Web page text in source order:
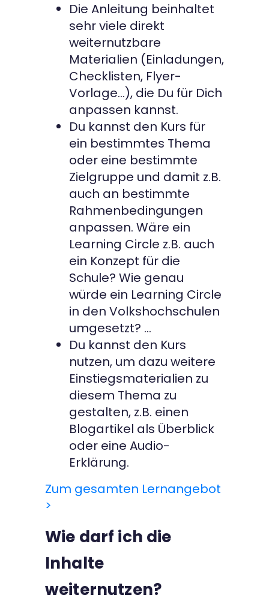
Die Anleitung beinhaltet
sehr viele direkt
weiternutzbare
Materialien (Einladungen,
Checklisten, Flyer-
Vorlage…), die Du für Dich
anpassen kannst.
Du kannst den Kurs für
ein bestimmtes Thema
oder eine bestimmte
Zielgruppe und damit z.B.
auch an bestimmte
Rahmenbedingungen
anpassen. Wäre ein
Learning Circle z.B. auch
ein Konzept für die
Schule? Wie genau
würde ein Learning Circle
in den Volkshochschulen
umgesetzt? …
Du kannst den Kurs
nutzen, um dazu weitere
Einstiegsmaterialien zu
diesem Thema zu
gestalten, z.B. einen
Blogartikel als Überblick
oder eine Audio-
Erklärung.
Zum gesamten Lernangebot
>
Wie darf ich die
Inhalte
weiternutzen?